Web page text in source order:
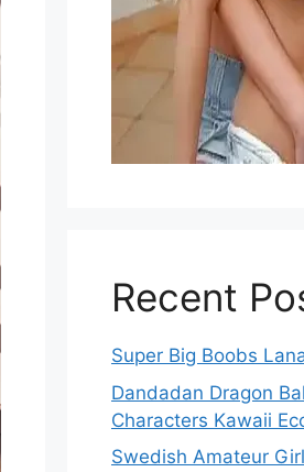
Recent
Super Big Boobs
Dandadan Dragon
Characters Kawaii
Swedish Amateur